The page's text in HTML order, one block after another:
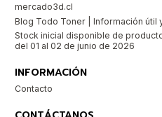
mercado3d.cl
Blog Todo Toner | Información útil
Stock inicial disponible de
del 01 al 02 de junio de 2026
INFORMACIÓN
Contacto